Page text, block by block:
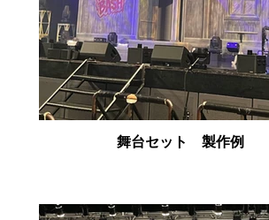
舞台セット 製作例